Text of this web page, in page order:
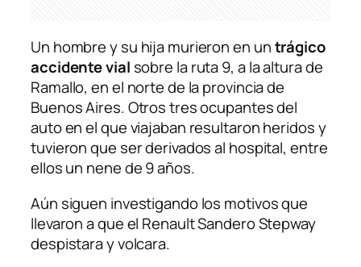
Un hombre y su hija murieron en untrágico
accidente vial sobre la ruta 9, a la altura de
Ramallo, en el norte de la provincia de
Buenos Aires. Otros tres ocupantes del
auto en el que viajaban resultaron heridos y
tuvieron que ser derivados al hospital, entre
ellos un nene de 9 años.
Aún siguen investigando los motivos que
llevaron a que el Renault Sandero Stepway
despistara y volcara.